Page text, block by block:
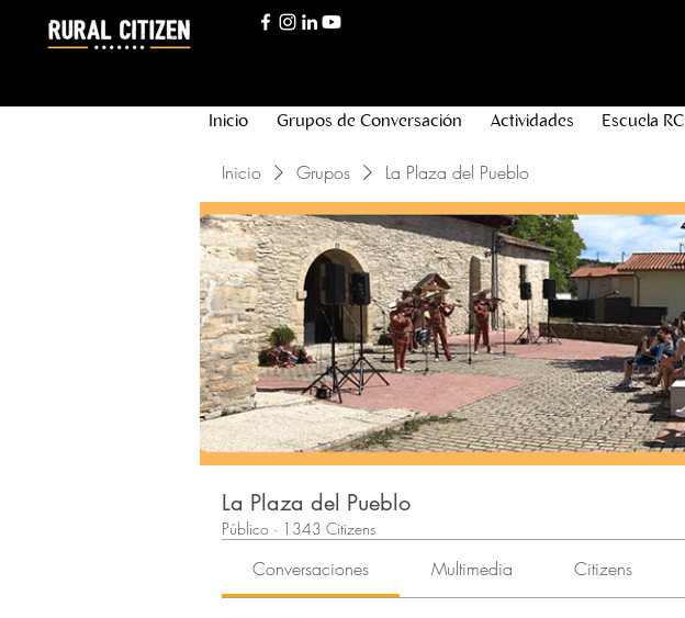
Inicio Grupos de Conversación Actividades Escuela RC
Inicio Grupos La Plaza del Pueblo
La Plaza del Pueblo
Público · 1343 Citizens
Conversaciones Multimedia Citizens